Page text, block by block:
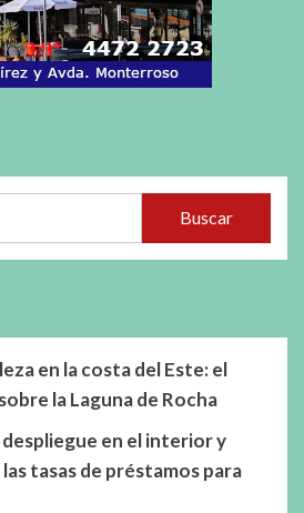
Buscar
en la costa del Este: el
la Laguna de Rocha
despliegue en el interior y
tasas de préstamos para